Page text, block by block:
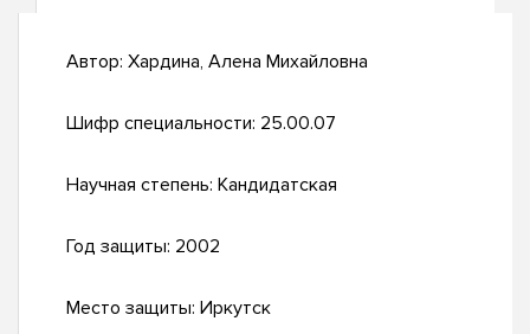
Автор: Хардина, Алена Михайловна
Шифр специальности: 25.00.07
Научная степень: Кандидатская
Год защиты: 2002
Место защиты: Иркутск